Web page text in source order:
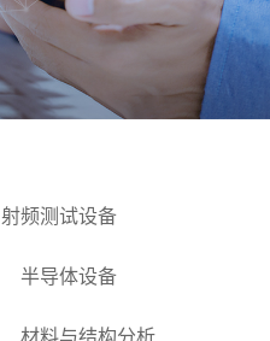
射频测试设备
半导体设备